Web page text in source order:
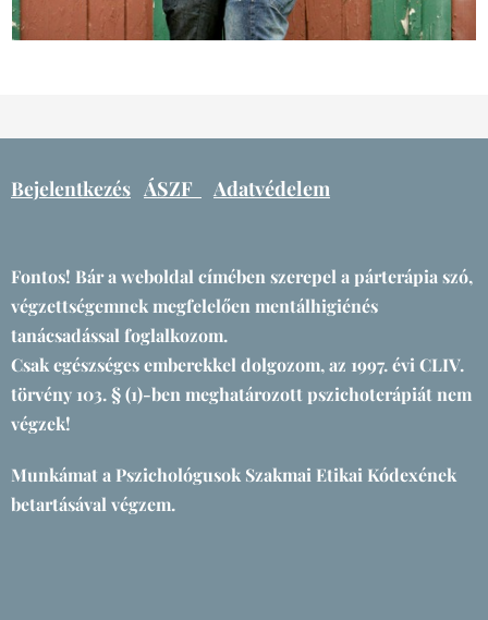
Bejelentkezés ÁSZF Adatvédelem
Fontos! Bár a weboldal címében szerepel a párterápia szó,
végzettségemnek megfelelően mentálhigiénés
tanácsadással foglalkozom.
Csak egészséges emberekkel dolgozom, az 1997. évi CLIV.
törvény 103. § (1)-ben meghatározott pszichoterápiát nem
végzek!
Munkámat a Pszichológusok Szakmai Etikai Kódexének
betartásával végzem.